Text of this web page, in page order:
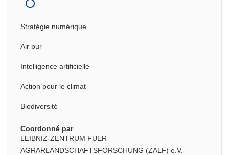
Stratégie numérique
Air pur
Intelligence artificielle
Action pour le climat
Biodiversité
Coordonné par
LEIBNIZ-ZENTRUM FUER
AGRARLANDSCHAFTSFORSCHUNG (ZALF) e.V.